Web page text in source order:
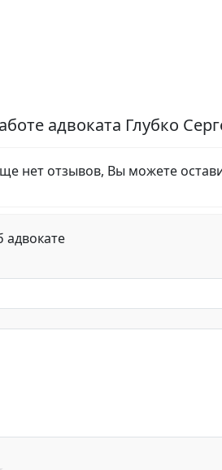
адвоката Глубко
нет отзывов, Вы можете
адвокате